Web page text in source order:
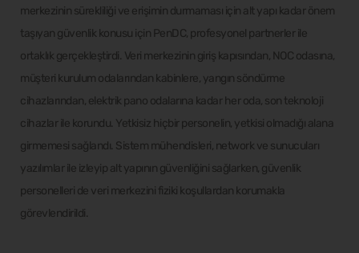
merkezinin sürekliliği ve erişimin durmaması için alt yapı kadar önem
taşıyan güvenlik konusu için PenDC, profesyonel partnerler ile
ortaklık gerçekleştirdi. Veri merkezinin giriş kapısından, NOC odasına,
müşteri kurulum odalarından kabinlere, yangın söndürme
cihazlarından, elektrik pano odalarına kadar her oda, son teknoloji
cihazlar ile korundu. Yetkisiz hiçbir personelin, yetkisi olmadığı alana
girmemesi sağlandı. Sistem mühendisleri, network ve sunucuları
yazılımlar ile izleyip alt yapının güvenliğini sağlarken, güvenlik
personelleri de veri merkezini fiziki koşullardan korumakla
görevlendirildi.